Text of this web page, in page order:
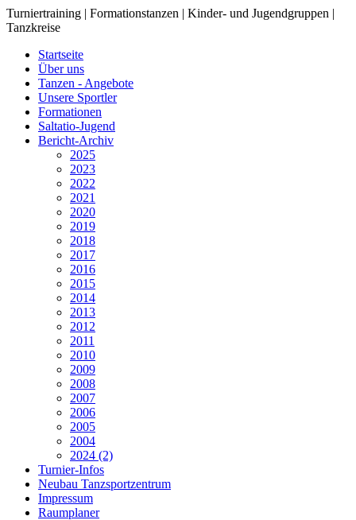
Turniertraining | Formationstanzen | Kinder- und Jugendgruppen |
Tanzkreise
Startseite
Über uns
Tanzen - Angebote
Unsere Sportler
Formationen
Saltatio-Jugend
Bericht-Archiv
2025
2023
2022
2021
2020
2019
2018
2017
2016
2015
2014
2013
2012
2011
2010
2009
2008
2007
2006
2005
2004
2024 (2)
Turnier-Infos
Neubau Tanzsportzentrum
Impressum
Raumplaner